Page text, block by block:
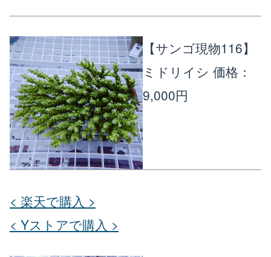
【サンゴ現物116】
ミドリイシ 価格：
9,000円
< 楽天で購入 >
< Yストアで購入 >